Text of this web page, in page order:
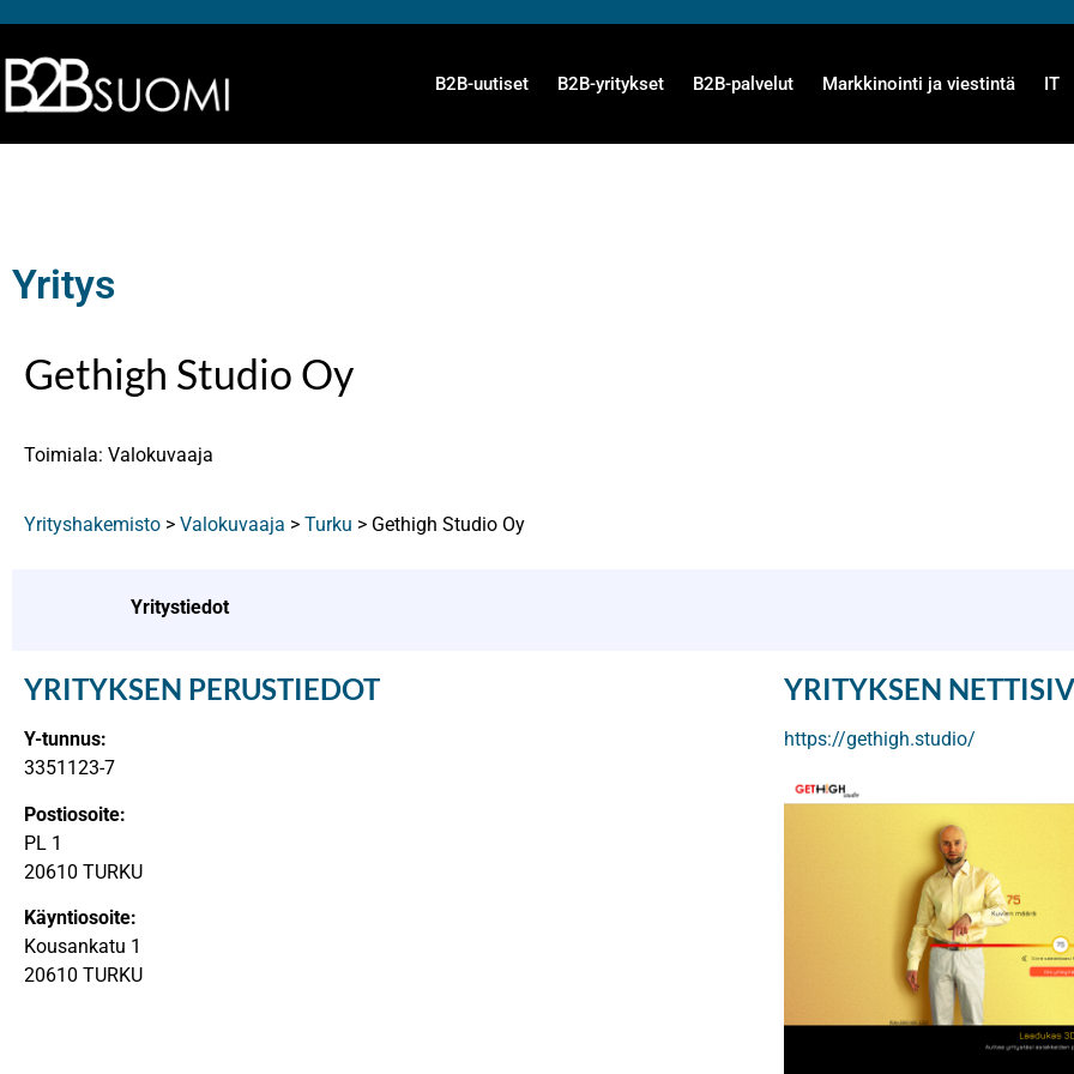
B2B-uutiset B2B-yritykset B2B-palvelut Markkinointi ja viestintä IT
Yritys
Gethigh Studio Oy
Toimiala: Valokuvaaja
Yrityshakemisto > Valokuvaaja > Turku > Gethigh Studio Oy
Yritystiedot
YRITYKSEN PERUSTIEDOT
Y-tunnus:
3351123-7
Postiosoite:
PL 1
20610 TURKU
Käyntiosoite:
Kousankatu 1
20610 TURKU
YRITYKSEN
https://gethigh.studio/